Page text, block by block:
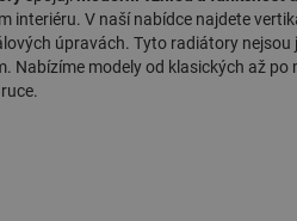
interiéru. V naší nabídce najdete
úpravách. Tyto radiátory nejsou
Nabízíme modely od klasických až